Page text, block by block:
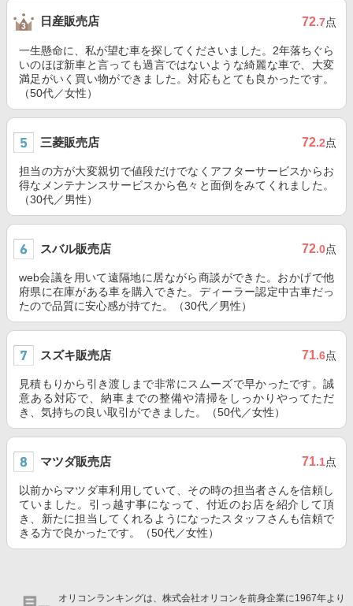
日産販売店 72.7点
一生懸命に、私が望む車を探してくださいました。2年落ちぐら
いのほぼ新車と言っても過言ではないような綺麗な車で、大変
満足がいく買い物ができました。対応もとても良かったです。
（50代／女性）
三菱販売店 72.2点
担当の方が大変親切で値段だけでなくアフターサービスからお
得なメンテナンスサービスから色々と面倒をみてくれました。
（30代／男性）
スバル販売店 72.0点
web会議を用いて遠隔地に居ながら商談ができた。おかげで他
府県に在庫がある車を購入できた。ディーラー認定中古車だっ
たので品質に安心感が持てた。（30代／男性）
スズキ販売店 71.6点
見積もりから引き渡しまで非常にスムーズで早かったです。誠
意ある対応で、納車までの整備や清掃をしっかりやってただ
き、気持ちの良い取引ができました。（50代／女性）
マツダ販売店 71.1点
以前からマツダ車利用していて、その時の担当者さんを信頼し
ていました。引っ越す事になって、付近のお店を紹介して頂
き、新たに担当してくれるようになったスタッフさんも信頼で
きる方で良かったです。（50代／女性）
オリコンランキングは、株式会社オリコンを前身企業に1967年より